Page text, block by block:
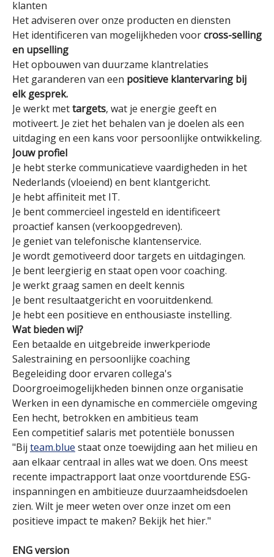
klanten
Het adviseren over onze producten en diensten
Het identificeren van mogelijkheden voorcross-selling
en upselling
Het opbouwen van duurzame klantrelaties
Het garanderen van een positieve klantervaring bij
elk gesprek.
Je werkt mettargets, wat je energie geeft en
motiveert. Je ziet het behalen van je doelen als een
uitdaging en een kans voor persoonlijke ontwikkeling.
Jouw profiel
Je hebt sterke communicatieve vaardigheden in het
Nederlands (vloeiend) en bent klantgericht.
Je hebt affiniteit met IT.
Je bent commercieel ingesteld en identificeert
proactief kansen (verkoopgedreven).
Je geniet van telefonische klantenservice.
Je wordt gemotiveerd door targets en uitdagingen.
Je bent leergierig en staat open voor coaching.
Je werkt graag samen en deelt kennis
Je bent resultaatgericht en vooruitdenkend.
Je hebt een positieve en enthousiaste instelling.
Wat bieden wij?
Een betaalde en uitgebreide inwerkperiode
Salestraining en persoonlijke coaching
Begeleiding door ervaren collega's
Doorgroeimogelijkheden binnen onze organisatie
Werken in een dynamische en commerciële omgeving
Een hecht, betrokken en ambitieus team
Een competitief salaris met potentiële bonussen
"Bij team.blue staat onze toewijding aan het milieu en
aan elkaar centraal in alles wat we doen. Ons meest
recente impactrapport laat onze voortdurende ESG-
inspanningen en ambitieuze duurzaamheidsdoelen
zien. Wilt je meer weten over onze inzet om een
positieve impact te maken? Bekijk het hier."
ENG version